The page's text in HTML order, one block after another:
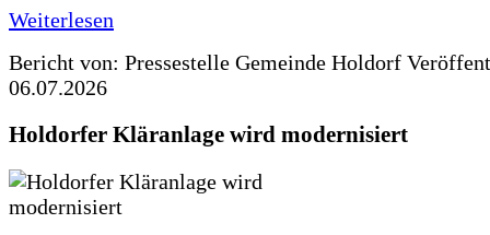
Weiterlesen
Bericht von: Pressestelle Gemeinde Holdorf
06.07.2026
Holdorfer Kläranlage wird modernisiert